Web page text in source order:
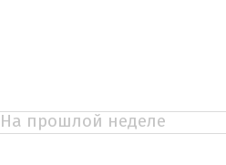
На прошлой неделе